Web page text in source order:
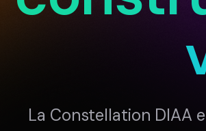
DIMA
La Constellation DIAA